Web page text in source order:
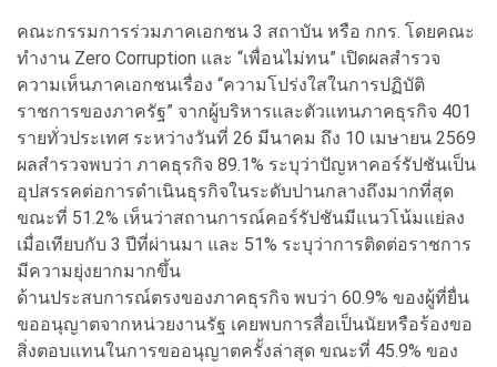
คณะกรรมการร่วมภาคเอกชน 3 สถาบัน หรือ กกร. โดยคณะ
ทำงาน Zero Corruption และ “เพื่อนไม่ทน” เปิดผลสำรวจ
ความเห็นภาคเอกชนเรื่อง “ความโปร่งใสในการปฏิบัติ
ราชการของภาครัฐ” จากผู้บริหารและตัวแทนภาคธุรกิจ 401
รายทั่วประเทศ ระหว่างวันที่ 26 มีนาคม ถึง 10 เมษายน 2569
ผลสำรวจพบว่า ภาคธุรกิจ 89.1% ระบุว่าปัญหาคอร์รัปชันเป็น
อุปสรรคต่อการดำเนินธุรกิจในระดับปานกลางถึงมากที่สุด
ขณะที่ 51.2% เห็นว่าสถานการณ์คอร์รัปชันมีแนวโน้มแย่ลง
เมื่อเทียบกับ 3 ปีที่ผ่านมา และ 51% ระบุว่าการติดต่อราชการ
มีความยุ่งยากมากขึ้น
ด้านประสบการณ์ตรงของภาคธุรกิจ พบว่า 60.9% ของผู้ที่ยื่น
ขออนุญาตจากหน่วยงานรัฐ เคยพบการสื่อเป็นนัยหรือร้องขอ
สิ่งตอบแทนในการขออนุญาตครั้งล่าสุด ขณะที่ 45.9% ของ